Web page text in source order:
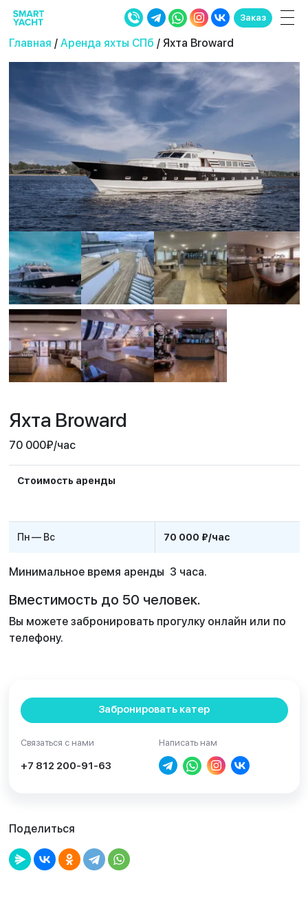
Заказ
Главная / Аренда яхты СПб / Яхта Broward
Яхта Broward
70 000₽/час
Стоимость аренды
Пн — Вс 70 000 ₽/час
Минимальное время аренды 3 часа.
Вместимость до 50 человек.
Вы можете забронировать прогулку онлайн или по
телефону.
Забронировать катер
Связаться с нами
+7 812 200-91-63
Написать нам
Поделиться